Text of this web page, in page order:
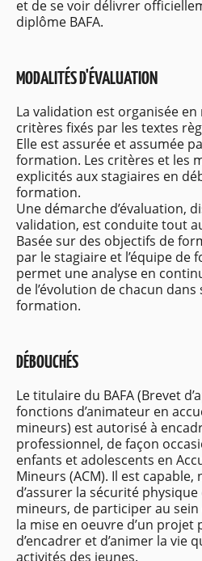
et de se voir délivrer
diplôme BAFA.
MODALITÉS D'ÉVALUATION
La validation est organisée
critères fixés par les textes
Elle est assurée et assumée
formation. Les critères et les
explicités aux stagiaires en
formation.
Une démarche d’évaluation,
validation, est conduite tout
Basée sur des objectifs de
par le stagiaire et l’équipe de
permet une analyse en
de l’évolution de chacun
formation.
DÉBOUCHÉS
Le titulaire du BAFA (Brevet
fonctions d’animateur en
mineurs) est autorisé à
professionnel, de façon
enfants et adolescents en
Mineurs (ACM). Il est
d’assurer la sécurité
mineurs, de participer au sein
la mise en oeuvre d’un projet
d’encadrer et d’animer la vie
activités des jeunes.